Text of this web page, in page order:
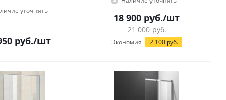
уточнять
руб./шт
18 900 руб./шт
21 000руб.
Экономия 2 100руб.